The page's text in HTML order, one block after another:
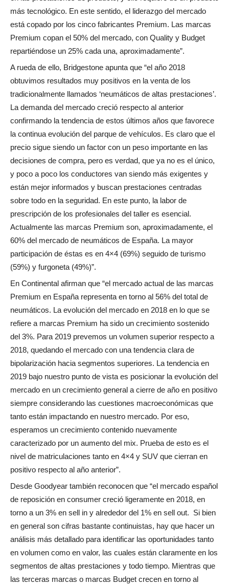
más tecnológico. En este sentido, el liderazgo del mercado
está copado por los cinco fabricantes Premium. Las marcas
Premium copan el 50% del mercado, con Quality y Budget
repartiéndose un 25% cada una, aproximadamente”.
A rueda de ello, Bridgestone apunta que “el año 2018
obtuvimos resultados muy positivos en la venta de los
tradicionalmente llamados ‘neumáticos de altas prestaciones’.
La demanda del mercado creció respecto al anterior
confirmando la tendencia de estos últimos años que favorece
la continua evolución del parque de vehículos. Es claro que el
precio sigue siendo un factor con un peso importante en las
decisiones de compra, pero es verdad, que ya no es el único,
y poco a poco los conductores van siendo más exigentes y
están mejor informados y buscan prestaciones centradas
sobre todo en la seguridad. En este punto, la labor de
prescripción de los profesionales del taller es esencial.
Actualmente las marcas Premium son, aproximadamente, el
60% del mercado de neumáticos de España. La mayor
participación de éstas es en 4×4 (69%) seguido de turismo
(59%) y furgoneta (49%)”.
En Continental afirman que “el mercado actual de las marcas
Premium en España representa en torno al 56% del total de
neumáticos. La evolución del mercado en 2018 en lo que se
refiere a marcas Premium ha sido un crecimiento sostenido
del 3%. Para 2019 prevemos un volumen superior respecto a
2018, quedando el mercado con una tendencia clara de
bipolarización hacia segmentos superiores. La tendencia en
2019 bajo nuestro punto de vista es posicionar la evolución del
mercado en un crecimiento general a cierre de año en positivo
siempre considerando las cuestiones macroeconómicas que
tanto están impactando en nuestro mercado. Por eso,
esperamos un crecimiento contenido nuevamente
caracterizado por un aumento del mix. Prueba de esto es el
nivel de matriculaciones tanto en 4×4 y SUV que cierran en
positivo respecto al año anterior”.
Desde Goodyear también reconocen que “el mercado español
de reposición en consumer creció ligeramente en 2018, en
torno a un 3% en sell in y alrededor del 1% en sell out. Si bien
en general son cifras bastante continuistas, hay que hacer un
análisis más detallado para identificar las oportunidades tanto
en volumen como en valor, las cuales están claramente en los
segmentos de altas prestaciones y todo tiempo. Mientras que
las terceras marcas o marcas Budget crecen en torno al